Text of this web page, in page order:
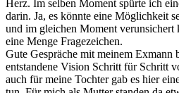
Herz. Im selben Moment spürte ich
darin. Ja, es könnte eine Möglichkeit
und im gleichen Moment verunsichert
eine Menge Fragezeichen.
Gute Gespräche mit meinem Exmann
entstandene Vision Schritt für Schritt
auch für meine Tochter gab es hier